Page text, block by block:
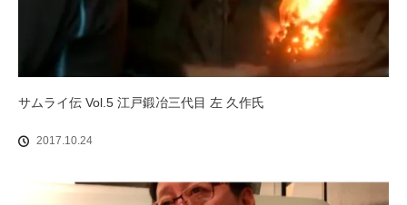
サムライ伝 Vol.5 江戸鍛冶三代目 左 久作氏
2017.10.24